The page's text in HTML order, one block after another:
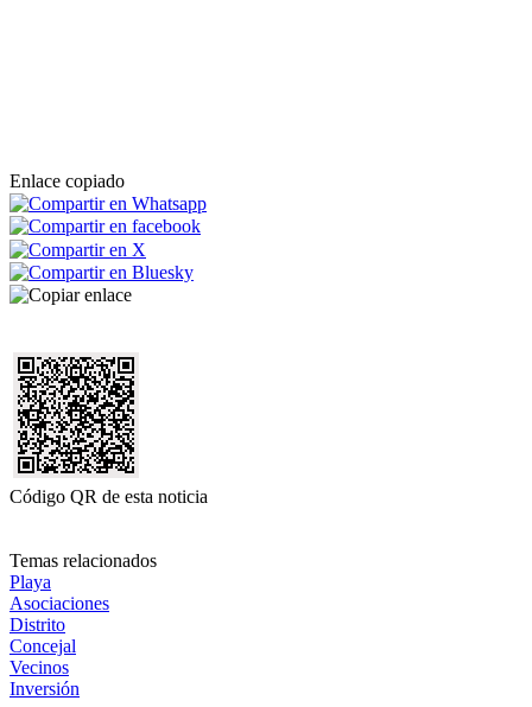
Enlace copiado
Código QR de esta noticia
Temas relacionados
Playa
Asociaciones
Distrito
Concejal
Vecinos
Inversión